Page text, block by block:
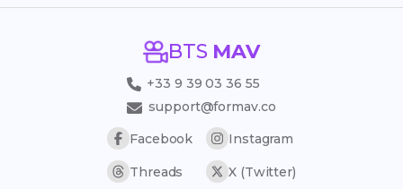
BTS MAV
+33 9 39 03 36 55
support@formav.co
Facebook
Instagram
Threads X (Twitter)